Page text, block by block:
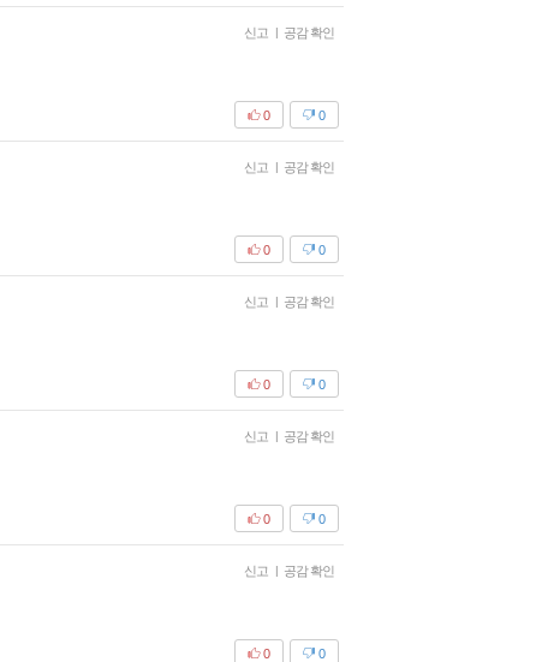
신고 | 공감 확인
0
0
신고 | 공감 확인
0
0
신고 | 공감 확인
0
0
신고 | 공감 확인
0
0
신고 | 공감 확인
0
0